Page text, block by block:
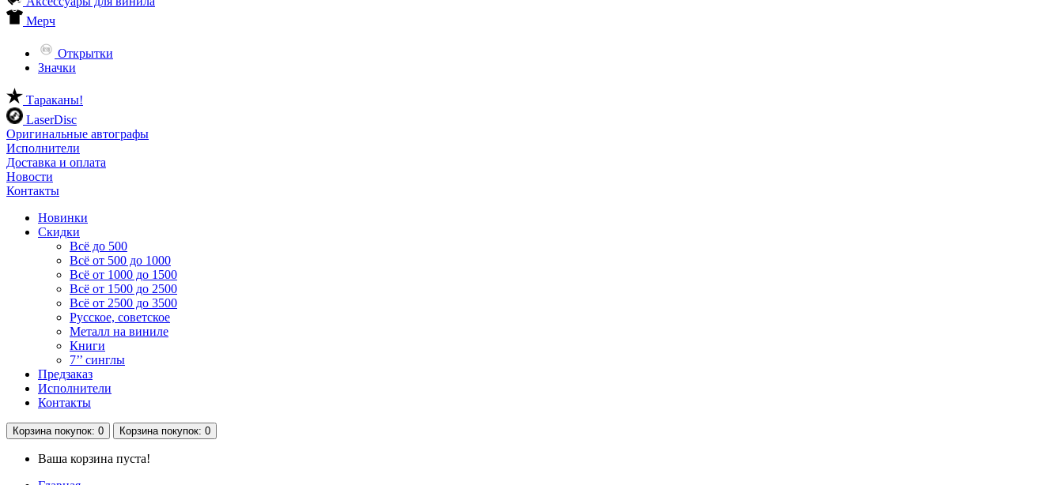
Мерч
Открытки
Значки
Тараканы!
LaserDisc
Оригинальные автографы
Исполнители
Доставка и оплата
Новости
Контакты
Новинки
Скидки
Всё до 500
Всё от 500 до 1000
Всё от 1000 до 1500
Всё от 1500 до 2500
Всё от 2500 до 3500
Русское, советское
Металл на виниле
Книги
7’’ синглы
Предзаказ
Исполнители
Контакты
Корзина покупок: 0 Корзина покупок: 0
Ваша корзина пуста!